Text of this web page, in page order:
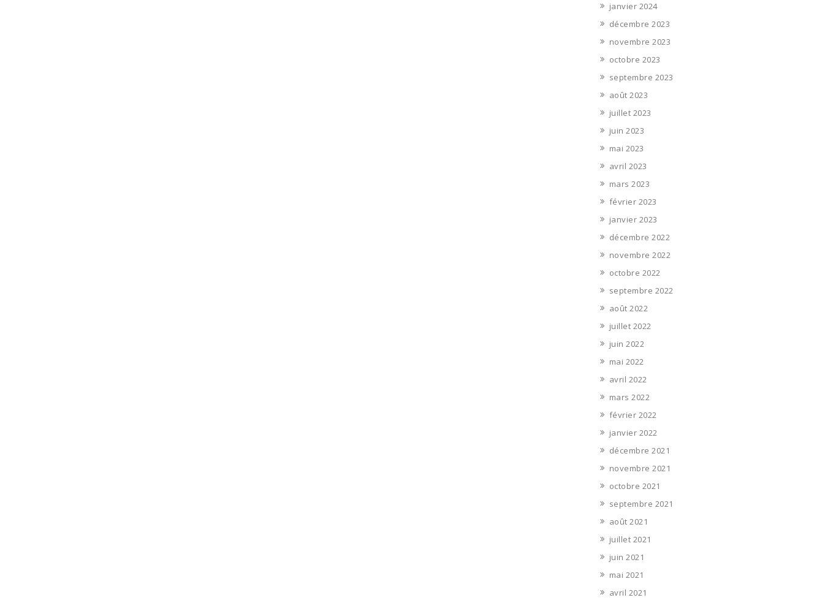
janvier 2024
décembre 2023
novembre 2023
octobre 2023
septembre 2023
août 2023
juillet 2023
juin 2023
mai 2023
avril 2023
mars 2023
février 2023
janvier 2023
décembre 2022
novembre 2022
octobre 2022
septembre 2022
août 2022
juillet 2022
juin 2022
mai 2022
avril 2022
mars 2022
février 2022
janvier 2022
décembre 2021
novembre 2021
octobre 2021
septembre 2021
août 2021
juillet 2021
juin 2021
mai 2021
avril 2021